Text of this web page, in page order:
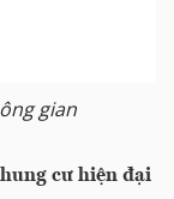
gian
cư hiện đại